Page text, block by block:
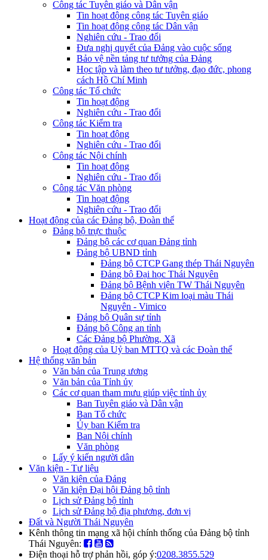
Công tác Tuyên giáo và Dân vận
Tin hoạt động công tác Tuyên giáo
Tin hoạt động công tác Dân vận
Nghiên cứu - Trao đổi
Đưa nghị quyết của Đảng vào cuộc sống
Bảo vệ nền tảng tư tưởng của Đảng
Học tập và làm theo tư tưởng, đạo đức, phong
cách Hồ Chí Minh
Công tác Tổ chức
Tin hoạt động
Nghiên cứu - Trao đổi
Công tác Kiểm tra
Tin hoạt động
Nghiên cứu - Trao đổi
Công tác Nội chính
Tin hoạt động
Nghiên cứu - Trao đổi
Công tác Văn phòng
Tin hoạt động
Nghiên cứu - Trao đổi
Hoạt động của các Đảng bộ, Đoàn thể
Đảng bộ trực thuộc
Đảng bộ các cơ quan Đảng tỉnh
Đảng bộ UBND tỉnh
Đảng bộ CTCP Gang thép Thái Nguyên
Đảng bộ Đại học Thái Nguyên
Đảng bộ Bệnh viện TW Thái Nguyên
Đảng bộ CTCP Kim loại màu Thái
Nguyên - Vimico
Đảng bộ Quân sự tỉnh
Đảng bộ Công an tỉnh
Các Đảng bộ Phường, Xã
Hoạt động của Uỷ ban MTTQ và các Đoàn thể
Hệ thống văn bản
Văn bản của Trung ương
Văn bản của Tỉnh ủy
Các cơ quan tham mưu giúp việc tỉnh ủy
Ban Tuyên giáo và Dân vận
Ban Tổ chức
Ủy ban Kiểm tra
Ban Nội chính
Văn phòng
Lấy ý kiến người dân
Văn kiện - Tư liệu
Văn kiện của Đảng
Văn kiện Đại hội Đảng bộ tỉnh
Lịch sử Đảng bộ tỉnh
Lịch sử Đảng bộ địa phương, đơn vị
Đất và Người Thái Nguyên
Kênh thông tin mạng xã hội chính thống của Đảng bộ tỉnh
Thái Nguyên:
Điện thoại hỗ trợ phản hồi, góp ý:0208.3855.529